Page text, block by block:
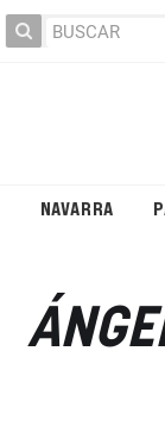
NAVARRA